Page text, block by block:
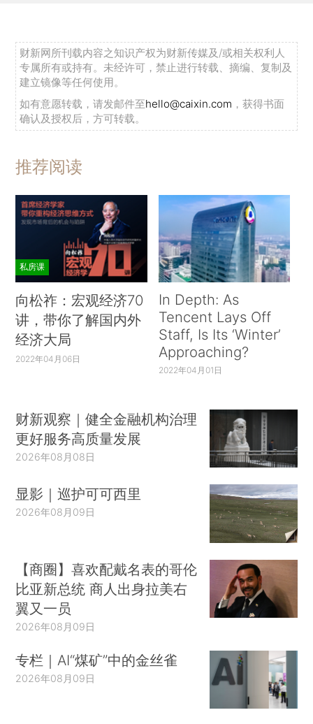
财新网所刊载内容之知识产权为财新传媒及/或相关权利人
专属所有或持有。未经许可，禁止进行转载、摘编、复制及
建立镜像等任何使用。
如有意愿转载，请发邮件至hello@caixin.com ，获得书面
确认及授权后，方可转载。
推荐阅读
私房课
向松祚：宏观经济70
讲，带你了解国内外
经济大局
2022年04月06日
In Depth: As
Tencent Lays Off
Staff, Is Its ‘Winter’
Approaching?
2022年04月01日
财新观察｜健全金融机构治理
更好服务高质量发展
2026年08月08日
显影｜巡护可可西里
2026年08月09日
【商圈】喜欢配戴名表的哥伦
比亚新总统 商人出身拉美右
翼又一员
2026年08月09日
专栏｜AI“煤矿”中的金丝雀
2026年08月09日